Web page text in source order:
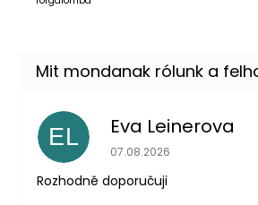
EL Eva Leinerova
Az áruház értékelése 5-
07.08.2026
Rozhodně doporučuji